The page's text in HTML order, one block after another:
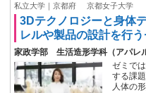
私立大学｜京都府 京都女子大学
3Dテクノロジーと身体
レルや製品の設計を行う
家政学部 生活造形学科（アパレ
ゼミで
する課
人体の